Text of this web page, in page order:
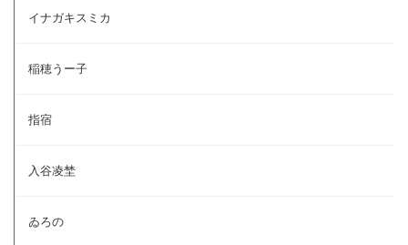
イナガキスミカ
稲穂うー子
指宿
入谷凌埜
ゐろの